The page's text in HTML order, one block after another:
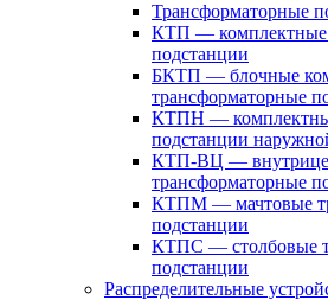
Трансформаторные
КТП — комплектные
подстанции
БКТП — блочные
трансформаторные
КТПН —
подстанции
КТП-ВЦ —
трансформаторные
КТПМ — мачтовые
подстанции
КТПС — столбовые
подстанции
Распределительные